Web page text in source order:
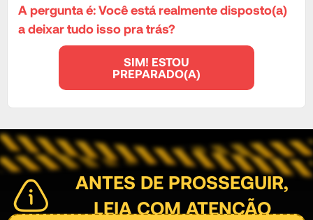
A pergunta é: Você está realmente disposto(a)
a deixar tudo isso pra trás?
SIM! ESTOU
PREPARADO(A)
ANTES DE PROSSEGUIR,
LEIA COM ATENÇÃO